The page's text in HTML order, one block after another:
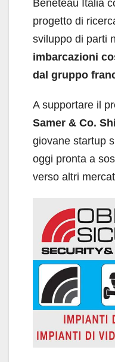
Beneteau Italia
progetto di
sviluppo di parti
imbarcazioni
dal gruppo
A supportare il
Samer & Co.
giovane startup
oggi pronta a
verso altri